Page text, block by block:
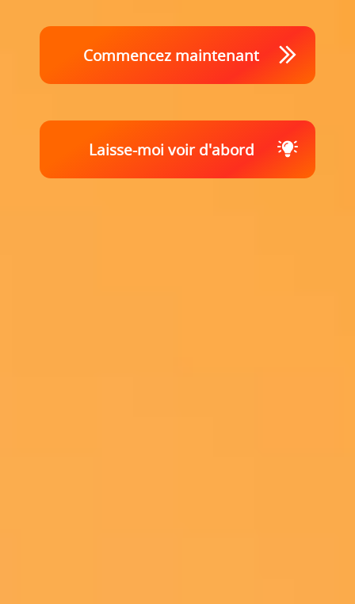
Commencez maintenant
Laisse-moi voir d'abord